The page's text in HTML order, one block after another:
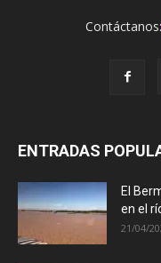
Contáctanos:
ENTRADAS
El
en el
21/04/